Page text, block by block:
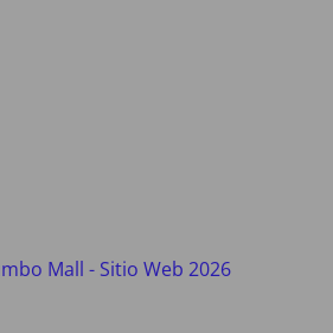
Mall - Sitio Web 2026